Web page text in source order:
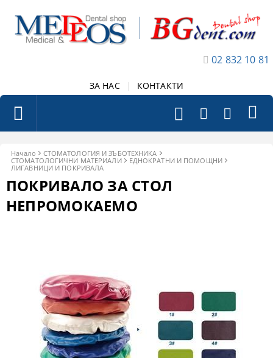
02 832 10 81
ЗА НАС КОНТАКТИ
Начало
СТОМАТОЛОГИЯ И ЗЪБОТЕХНИКА
СТОМАТОЛОГИЧНИ МАТЕРИАЛИ
ЕДНОКРАТНИ И ПОМОЩНИ
ЛИГАВНИЦИ И ПОКРИВАЛА
ПОКРИВАЛО ЗА СТОЛ
НЕПРОМOКАЕМО